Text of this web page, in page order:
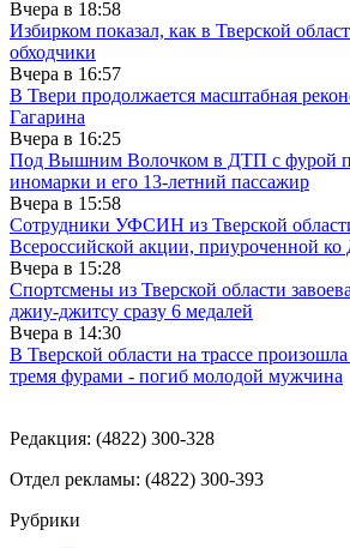
Вчера в 18:58
Избирком показал, как в Тверской
обходчики
Вчера в 16:57
В Твери продолжается масштабная
Гагарина
Вчера в 16:25
Под Вышним Волочком в ДТП с фурой
иномарки и его 13-летний пассажир
Вчера в 15:58
Сотрудники УФСИН из Тверской
Всероссийской акции, приуроченной
Вчера в 15:28
Спортсмены из Тверской области
джиу-джитсу сразу 6 медалей
Вчера в 14:30
В Тверской области на трассе
тремя фурами - погиб молодой мужчина
Редакция: (4822) 300-328
Отдел рекламы: (4822) 300-393
Рубрики